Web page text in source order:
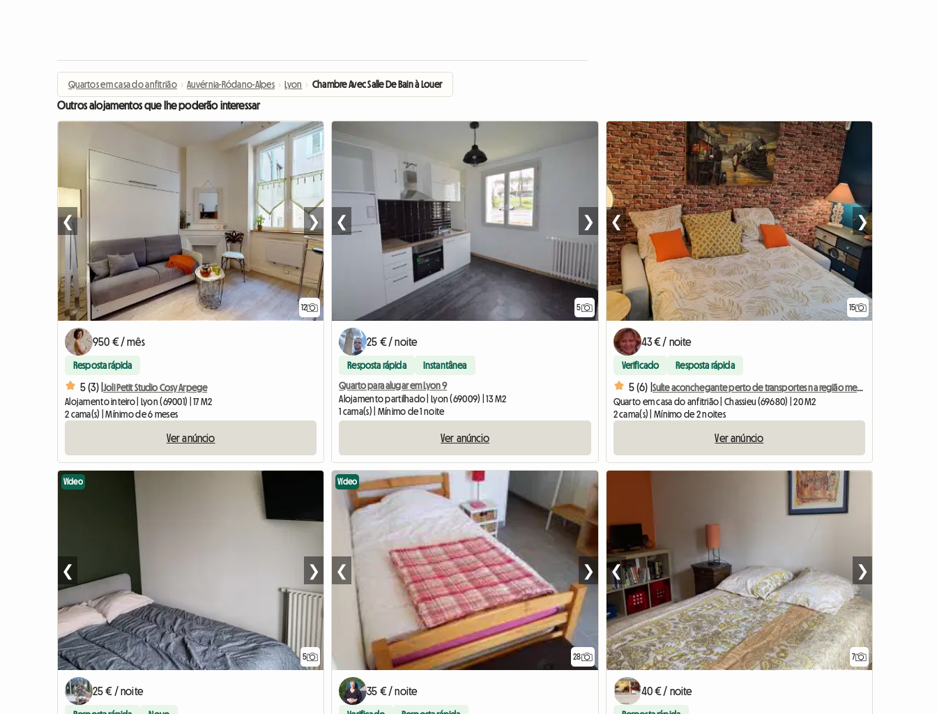
Quartos em casa do anfitrião › Auvérnia-Ródano-Alpes › Lyon › Chambre Avec Salle De Bain à Louer
Outros alojamentos que lhe poderão interessar
12
❮ ❯
950 € / mês
Resposta rápida
5 (3) |Joli Petit Studio Cosy Arpege
Alojamento inteiro | Lyon (69001) | 17 M2
2 cama(s) | Mínimo de 6 meses
Ver anúncio
5
❮ ❯
25 € / noite
Resposta rápida Instantânea
Quarto para alugar em Lyon 9
Alojamento partilhado | Lyon (69009) | 13 M2
1 cama(s) | Mínimo de 1 noite
Ver anúncio
15
❮ ❯
43 € / noite
Verificado Resposta rápida
5 (6) |
Suíte aconchegante perto de transportes na região metropolitana de Lyon.
Quarto em casa do anfitrião | Chassieu (69680) | 20 M2
2 cama(s) | Mínimo de 2 noites
Ver anúncio
5
Vídeo
❮ ❯
25 € / noite
28
Vídeo
❮ ❯
35 € / noite
7
❮ ❯
40 € / noite